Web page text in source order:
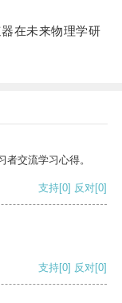
在未来物理学研
交流学习心得。
支持[0] 反对[0]
支持[0] 反对[0]